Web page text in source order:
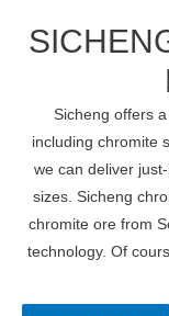
Sicheng offers
including chromite
we can deliver
sizes. Sicheng
chromite ore from
technology. Of